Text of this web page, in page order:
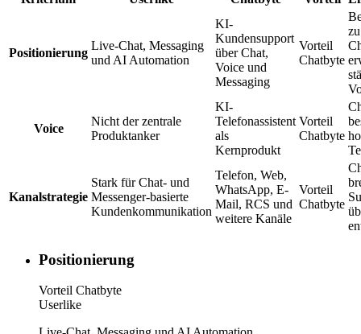
Positionierung
Live-Chat, Messaging
und AI Automation
KI-
Kundensupport
über Chat,
Voice und
Messaging
Vorteil
Chatbyte
Voice
Nicht der zentrale
Produktanker
KI-
Telefonassistent
als
Kernprodukt
Vorteil
Chatbyte
Kanalstrategie
Stark für Chat- und
Messenger-basierte
Kundenkommunikation
Telefon, Web,
WhatsApp, E-
Mail, RCS und
weitere Kanäle
Vorteil
Chatbyte
Positionierung
Vorteil Chatbyte
Userlike